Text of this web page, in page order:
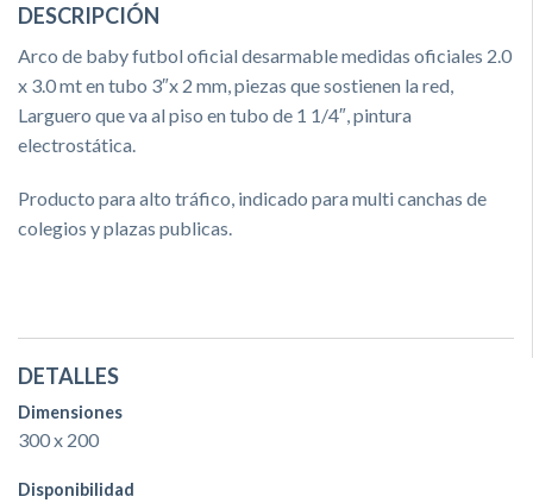
DESCRIPCIÓN
Arco de baby futbol oficial desarmable medidas oficiales 2.0
x 3.0 mt en tubo 3″x 2 mm, piezas que sostienen la red,
Larguero que va al piso en tubo de 1 1/4″, pintura
electrostática.
Producto para alto tráfico, indicado para multi canchas de
colegios y plazas publicas.
DETALLES
Dimensiones
300 x 200
Disponibilidad